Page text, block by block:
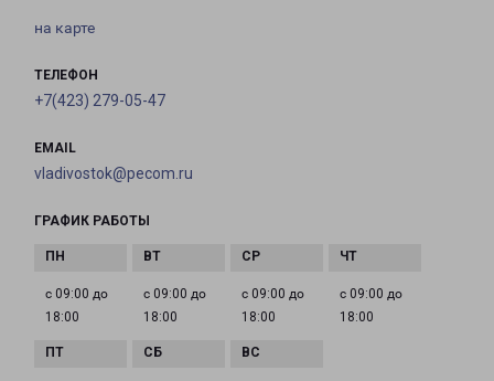
на карте
ТЕЛЕФОН
+7(423) 279-05-47
EMAIL
vladivostok@pecom.ru
ГРАФИК РАБОТЫ
с 09:00 до
18:00
с 09:00 до
18:00
с 09:00 до
18:00
с 09:00 до
18:00